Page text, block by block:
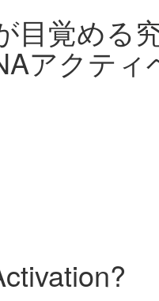
目覚める
アクティ